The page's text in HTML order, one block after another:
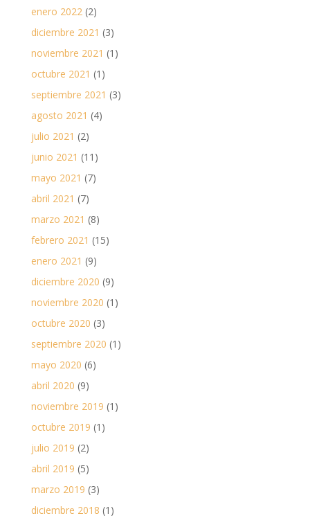
enero 2022(2)
diciembre 2021 (3)
noviembre 2021 (1)
octubre 2021 (1)
septiembre 2021 (3)
agosto 2021 (4)
julio 2021 (2)
junio 2021 (11)
mayo 2021 (7)
abril 2021 (7)
marzo 2021 (8)
febrero 2021 (15)
enero 2021 (9)
diciembre 2020 (9)
noviembre 2020 (1)
octubre 2020 (3)
septiembre 2020 (1)
mayo 2020 (6)
abril 2020 (9)
noviembre 2019 (1)
octubre 2019 (1)
julio 2019 (2)
abril 2019 (5)
marzo 2019 (3)
diciembre 2018 (1)